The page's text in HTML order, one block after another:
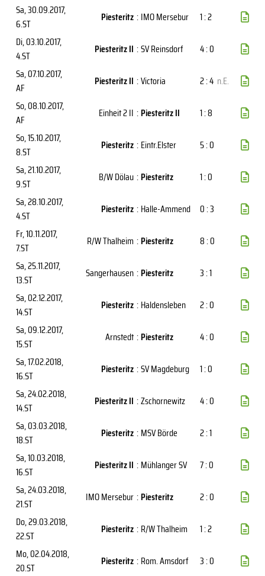
Sa, 30.09.2017,
6.ST
Piesteritz : IMO Mersebur
1 : 2
Di, 03.10.2017,
4.ST
Piesteritz II :SV Reinsdorf
4 : 0
Sa, 07.10.2017,
AF
Piesteritz II :Victoria 2 : 4 n.E.
So, 08.10.2017,
AF
Einheit 2 II : Piesteritz II
1 : 8
So, 15.10.2017,
8.ST
Piesteritz : Eintr.Elster
5 : 0
Sa, 21.10.2017,
9.ST
B/W Dölau : Piesteritz
1 : 0
Sa, 28.10.2017,
4.ST
Piesteritz : Halle-Ammend
0 : 3
Fr, 10.11.2017,
7.ST
R/W Thalheim : Piesteritz
8 : 0
Sa, 25.11.2017,
13.ST
Sangerhausen : Piesteritz
3 : 1
Sa, 02.12.2017,
14.ST
Piesteritz : Haldensleben
2 : 0
Sa, 09.12.2017,
15.ST
Arnstedt : Piesteritz
4 : 0
Sa, 17.02.2018,
16.ST
Piesteritz :SV Magdeburg
1 : 0
Sa, 24.02.2018,
14.ST
Piesteritz II :Zschornewitz
4 : 0
Sa, 03.03.2018,
18.ST
Piesteritz : MSV Börde
2 : 1
Sa, 10.03.2018,
16.ST
Piesteritz II : Mühlanger SV
7 : 0
Sa, 24.03.2018,
21.ST
IMO Mersebur : Piesteritz
2 : 0
Do, 29.03.2018,
22.ST
Piesteritz : R/W Thalheim
1 : 2
Mo, 02.04.2018,
20.ST
Piesteritz : Rom. Amsdorf
3 : 0